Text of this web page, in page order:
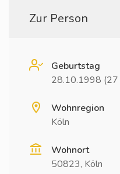
Zur Person
Geburtstag
28.10.1998 (27
Wohnregion
Köln
Wohnort
50823, Köln